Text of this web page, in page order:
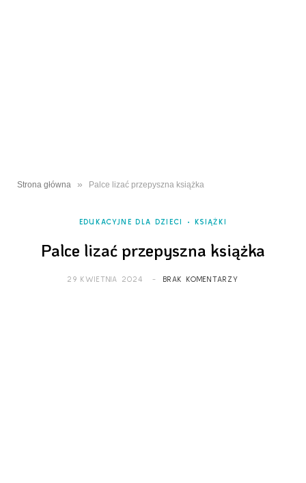
Strona główna » Palce lizać przepyszna książka
EDUKACYJNE DLA DZIECI KSIĄŻKI
Palce lizać przepyszna książka
29 KWIETNIA 2024 BRAK KOMENTARZY